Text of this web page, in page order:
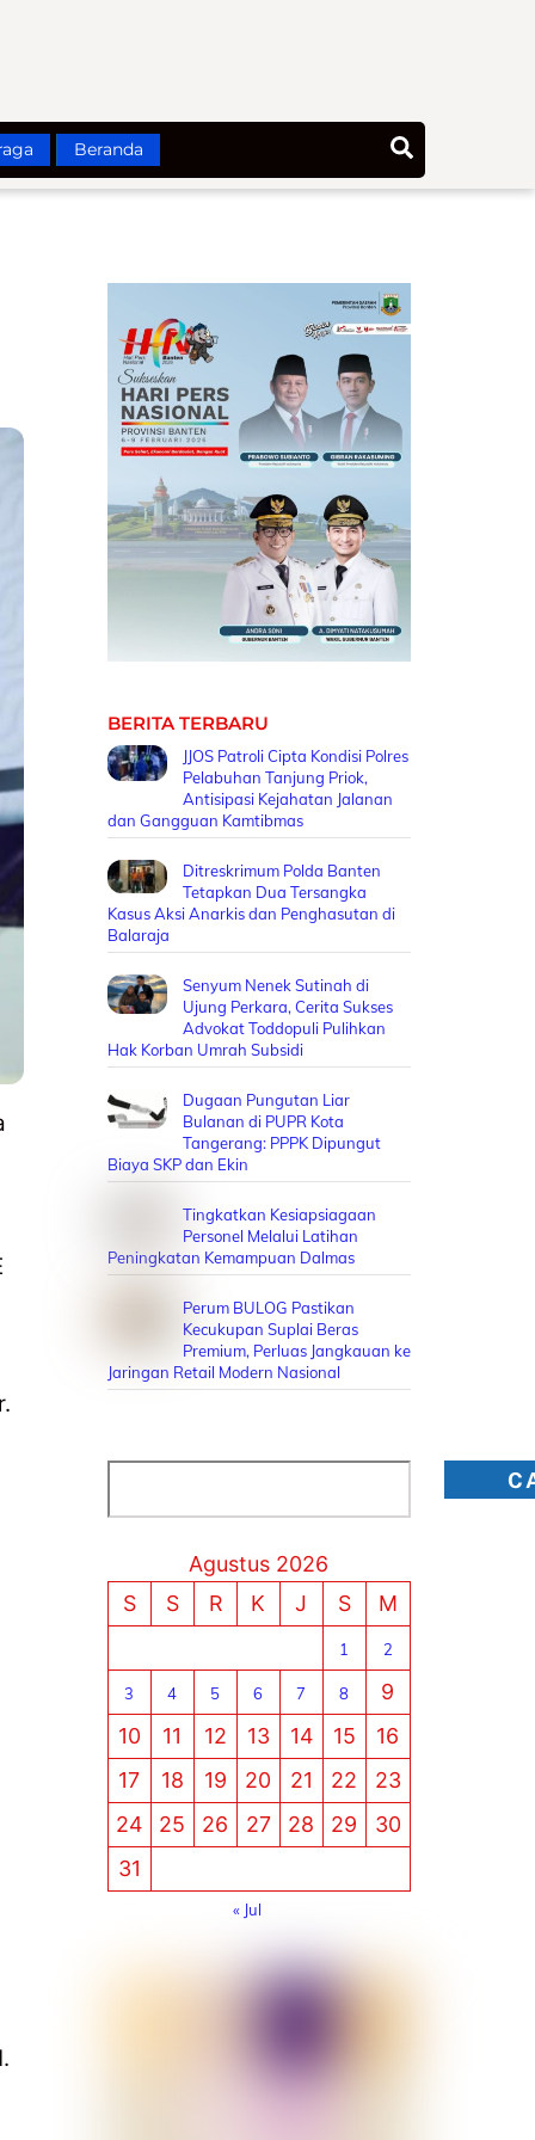
Beranda
BERITA TERBARU
JJOS Patroli Cipta Kondisi Polres
Pelabuhan Tanjung Priok,
Antisipasi Kejahatan Jalanan
dan Gangguan Kamtibmas
Ditreskrimum Polda Banten
Tetapkan Dua Tersangka
Kasus Aksi Anarkis dan Penghasutan di
Balaraja
Senyum Nenek Sutinah di
Ujung Perkara, Cerita Sukses
Advokat Toddopuli Pulihkan
Hak Korban Umrah Subsidi
Dugaan Pungutan Liar
Bulanan di PUPR Kota
Tangerang: PPPK Dipungut
Biaya SKP dan Ekin
Tingkatkan Kesiapsiagaan
Personel Melalui Latihan
Peningkatan Kemampuan Dalmas
Perum BULOG Pastikan
Kecukupan Suplai Beras
Premium, Perluas Jangkauan ke
Jaringan Retail Modern Nasional
Agustus 2026
S
S R K J S M
1 2
3 4 5 6 7 8
9
10
11 12 13 14 15
16
17
18 19 20 21 22
23
24
25 26 27 28 29
30
31
« Jul